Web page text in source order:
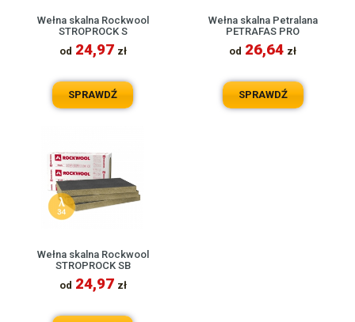
Wełna skalna Rockwool
STROPROCK S
od 24,97 zł
SPRAWDŹ
Wełna skalna Petralana
PETRAFAS PRO
od 26,64 zł
SPRAWDŹ
Wełna skalna Rockwool
STROPROCK SB
od 24,97 zł